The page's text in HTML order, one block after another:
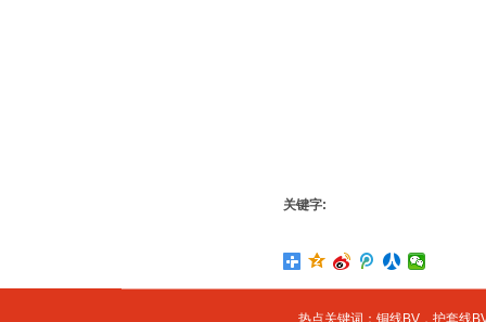
关键字:
热点关键词： 铜线BV， 护套线